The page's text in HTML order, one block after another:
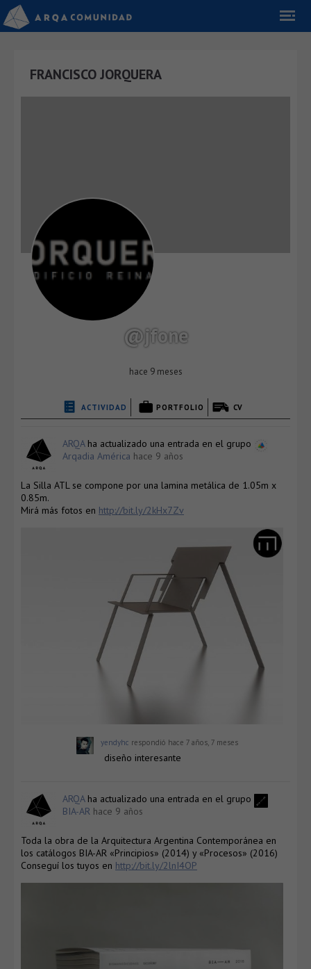
FRANCISCO JORQUERA
@jfone
hace 9 meses
ACTIVIDAD PORTFOLIO CV
ARQAha actualizado una entrada en el grupo
Arqadia América hace 9 años
La Silla ATL se compone por una lamina metálica de 1.05m x
0.85m.
Mirá más fotos en http://bit.ly/2kHx7Zv
yendyhc respondió hace 7 años, 7 meses
diseño interesante
ARQAha actualizado una entrada en el grupo
BIA-AR hace 9 años
Toda la obra de la Arquitectura Argentina Contemporánea en
los catálogos BIA-AR «Principios» (2014) y «Procesos» (2016)
Conseguí los tuyos en http://bit.ly/2lnI4OP